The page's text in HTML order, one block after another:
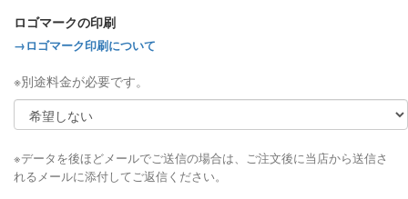
ロゴマークの印刷
→ロゴマーク印刷について
※別途料金が必要です。
※データを後ほどメールでご送信の場合は、ご注文後に当店から送信さ
れるメールに添付してご返信ください。